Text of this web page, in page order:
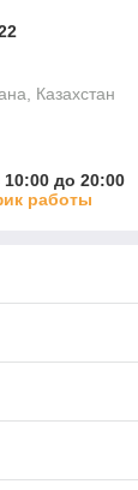
Казахстан
10:00 до 20:00
работы